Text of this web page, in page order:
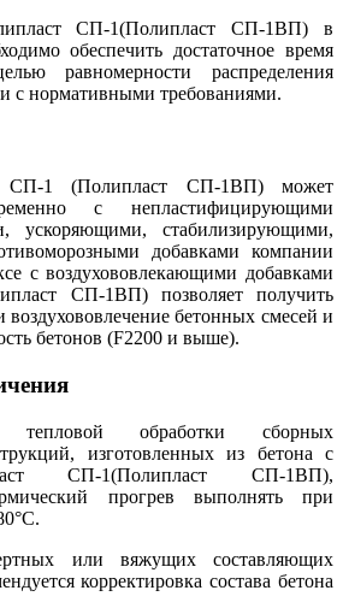
СП-1(Полипласт СП-1ВП) в
обеспечить достаточное время
равномерности распределения
с нормативными требованиями.
СП-1 (Полипласт СП-1ВП) может
с непластифицирующими
ускоряющими, стабилизирующими,
добавками компании
с воздухововлекающими добавками
СП-1ВП) позволяет получить
воздухововлечение бетонных смесей и
бетонов (F2200 и выше).
обработки сборных
изготовленных из бетона с
СП-1(Полипласт СП-1ВП),
прогрев выполнять при
или вяжущих составляющих
корректировка состава бетона